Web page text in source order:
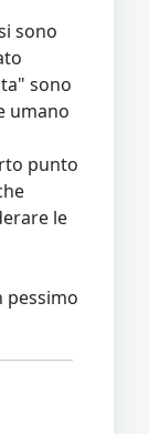
sono
sono
umano
punto
le
pessimo